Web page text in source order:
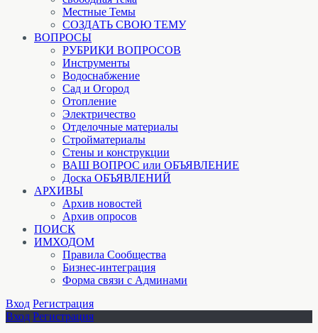
Местные Темы
СОЗДАТЬ СВОЮ ТЕМУ
ВОПРОСЫ
РУБРИКИ ВОПРОСОВ
Инструменты
Водоснабжение
Сад и Огород
Отопление
Электричество
Отделочные материалы
Стройматериалы
Стены и конструкции
ВАШ ВОПРОС или ОБЪЯВЛЕНИЕ
Доска ОБЪЯВЛЕНИЙ
АРХИВЫ
Архив новостей
Архив опросов
ПОИСК
ИМХОДОМ
Правила Сообщества
Бизнес-интеграция
Форма связи с Админами
Вход Регистрация
Вход Регистрация